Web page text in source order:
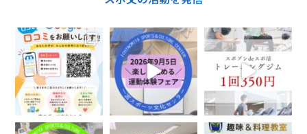
キッズ
こども英語
歌や映像を使い楽しく学べる英語レッスンで文化
も習得！